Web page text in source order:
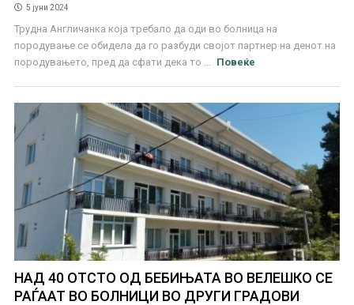
5 јуни 2024
Трудна Англичанка која требало да оди во болница на
породување се обидела да го разбуди својот партнер на денот на
породувањето, пред да сфати дека то ...
Повеќе
НАД 40 ОТСТО ОД БЕБИЊАТА ВО ВЕЛЕШКО СЕ
РАЃААТ ВО БОЛНИЦИ ВО ДРУГИ ГРАДОВИ